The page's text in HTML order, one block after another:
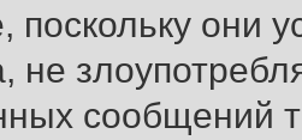
поскольку они
не
сообщений